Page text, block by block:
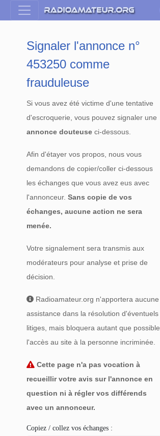
Signaler l'annonce n°
453250 comme
frauduleuse
Si vous avez été victime d'une tentative
d'escroquerie, vous pouvez signaler une
annonce douteuse ci-dessous.
Afin d'étayer vos propos, nous vous
demandons de copier/coller ci-dessous
les échanges que vous avez eus avec
l'annonceur.Sans copie de vos
échanges, aucune action ne sera
menée.
Votre signalement sera transmis aux
modérateurs pour analyse et prise de
décision.
Radioamateur.org n'apportera aucune
assistance dans la résolution d'éventuels
litiges, mais bloquera autant que possible
l'accès au site à la personne incriminée.
Cette page n'a pas vocation à
recueillir votre avis sur l'annonce en
question ni à régler vos différends
avec un annonceur.
Copiez / collez vos échanges :